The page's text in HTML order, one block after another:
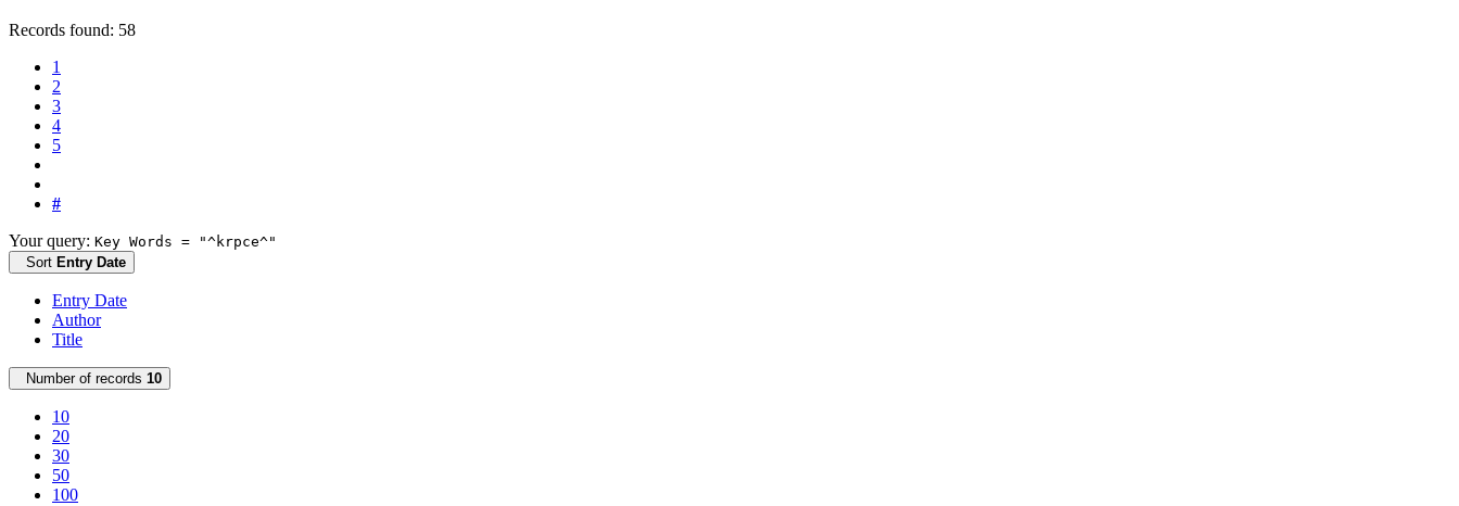
Records found: 58
1
2
3
4
5
#
Your query: Key Words = "^krpce^"
Sort Entry Date
Entry Date
Author
Title
Number of records 10
10
20
30
50
100